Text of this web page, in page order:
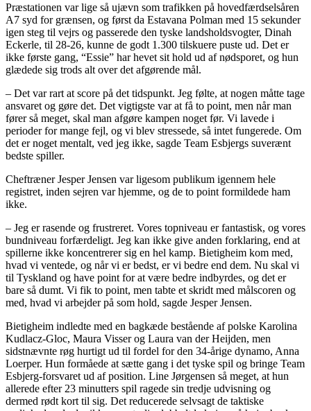
Præstationen var lige så ujævn som trafikken på hovedfærdselsåren
A7 syd for grænsen, og først da Estavana Polman med 15 sekunder
igen steg til vejrs og passerede den tyske landsholdsvogter, Dinah
Eckerle, til 28-26, kunne de godt 1.300 tilskuere puste ud. Det er
ikke første gang, “Essie” har hevet sit hold ud af nødsporet, og hun
glædede sig trods alt over det afgørende mål.
– Det var rart at score på det tidspunkt. Jeg følte, at nogen måtte tage
ansvaret og gøre det. Det vigtigste var at få to point, men når man
fører så meget, skal man afgøre kampen noget før. Vi lavede i
perioder for mange fejl, og vi blev stressede, så intet fungerede. Om
det er noget mentalt, ved jeg ikke, sagde Team Esbjergs suverænt
bedste spiller.
Cheftræner Jesper Jensen var ligesom publikum igennem hele
registret, inden sejren var hjemme, og de to point formildede ham
ikke.
– Jeg er rasende og frustreret. Vores topniveau er fantastisk, og vores
bundniveau forfærdeligt. Jeg kan ikke give anden forklaring, end at
spillerne ikke koncentrerer sig en hel kamp. Bietigheim kom med,
hvad vi ventede, og når vi er bedst, er vi bedre end dem. Nu skal vi
til Tyskland og have point for at være bedre indbyrdes, og det er
bare så dumt. Vi fik to point, men tabte et skridt med målscoren og
med, hvad vi arbejder på som hold, sagde Jesper Jensen.
Bietigheim indledte med en bagkæde bestående af polske Karolina
Kudlacz-Gloc, Maura Visser og Laura van der Heijden, men
sidstnævnte røg hurtigt ud til fordel for den 34-årige dynamo, Anna
Loerper. Hun formåede at sætte gang i det tyske spil og bringe Team
Esbjerg-forsvaret ud af position. Line Jørgensen så meget, at hun
allerede efter 23 minutters spil ragede sin tredje udvisning og
dermed rødt kort til sig. Det reducerede selvsagt de taktiske